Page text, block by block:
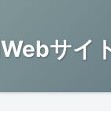
サイ